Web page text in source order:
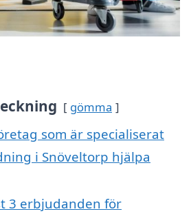
gömma
som är specialiserat
i Snöveltorp hjälpa
3 erbjudanden för